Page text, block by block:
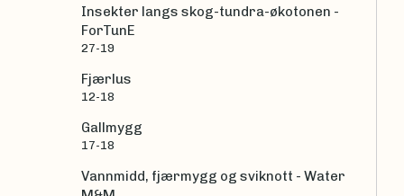
Insekter langs skog-tundra-økotonen -
ForTunE
27-19
Fjærlus
12-18
Gallmygg
17-18
Vannmidd, fjærmygg og sviknott - Water